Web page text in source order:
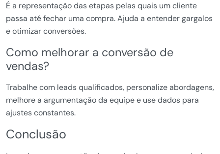
É a representação das etapas pelas quais um cliente
passa até fechar uma compra. Ajuda a entender gargalos
e otimizar conversões.
Como melhorar a conversão de
vendas?
Trabalhe com leads qualificados, personalize abordagens,
melhore a argumentação da equipe e use dados para
ajustes constantes.
Conclusão